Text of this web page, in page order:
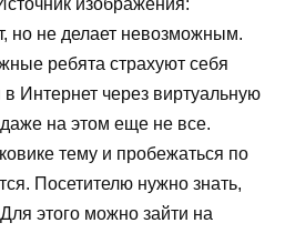
изображения:
но не делает невозможным.
ребята страхуют себя
Интернет через виртуальную
на этом еще не все.
тему и пробежаться по
Посетителю нужно знать,
этого можно зайти на